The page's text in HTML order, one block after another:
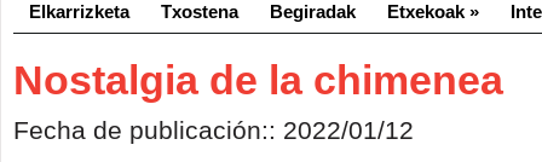
Elkarrizketa Txostena Begiradak Etxekoak »
Nostalgia de la chimenea
Fecha de publicación:: 2022/01/12